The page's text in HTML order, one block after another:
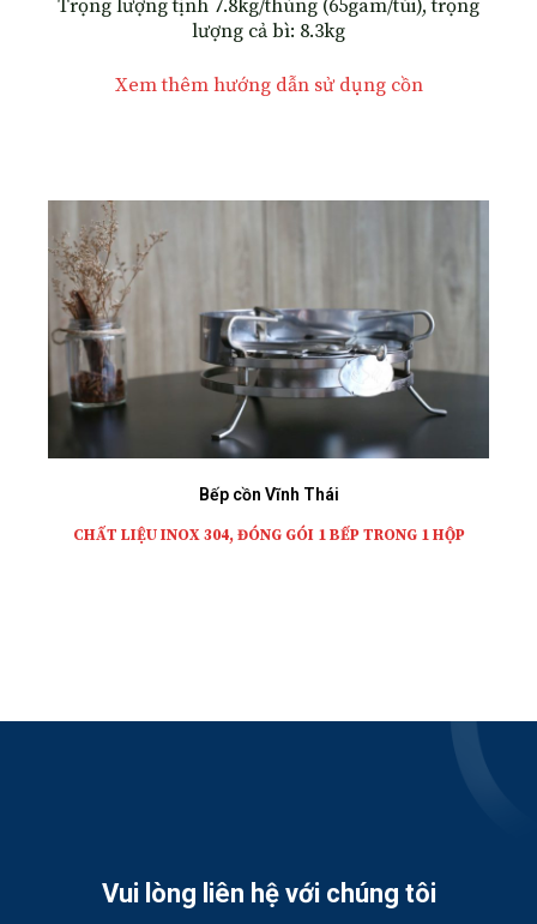
Trọng lượng tịnh 7.8kg/thùng (65gam/túi), trọng
lượng cả bì: 8.3kg
Xem thêm hướng dẫn sử dụng cồn
Bếp cồn Vĩnh Thái
CHẤT LIỆU INOX 304, ĐÓNG GÓI 1 BẾP TRONG 1 HỘP
Vui lòng liên hệ với chúng tôi